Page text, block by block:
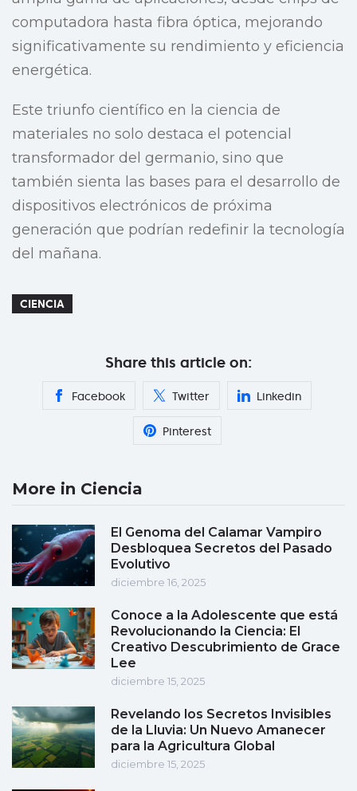
computadora hasta fibra óptica, mejorando
significativamente su rendimiento y eficiencia
energética.
Este triunfo científico en la ciencia de
materiales no solo destaca el potencial
transformador del germanio, sino que
también sienta las bases para el desarrollo de
dispositivos electrónicos de próxima
generación que podrían redefinir la tecnología
del mañana.
CIENCIA
Share this article on:
Facebook Twitter Linkedin
Pinterest
More in Ciencia
El Genoma del Calamar Vampiro
Desbloquea Secretos del Pasado
Evolutivo
diciembre 16, 2025
Conoce a la Adolescente que está
Revolucionando la Ciencia: El
Creativo Descubrimiento de Grace
Lee
diciembre 15, 2025
Revelando los Secretos Invisibles
de la Lluvia: Un Nuevo Amanecer
para la Agricultura Global
diciembre 15, 2025